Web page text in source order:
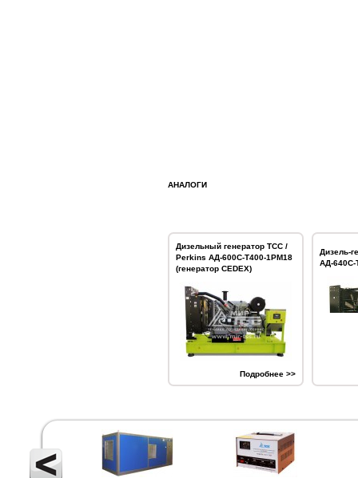
АНАЛОГИ
Дизельный генератор ТСС /
Perkins АД-600С-Т400-1РМ18
(генератор CEDEX)
Подробнее >>
Дизель-
АД-640С-